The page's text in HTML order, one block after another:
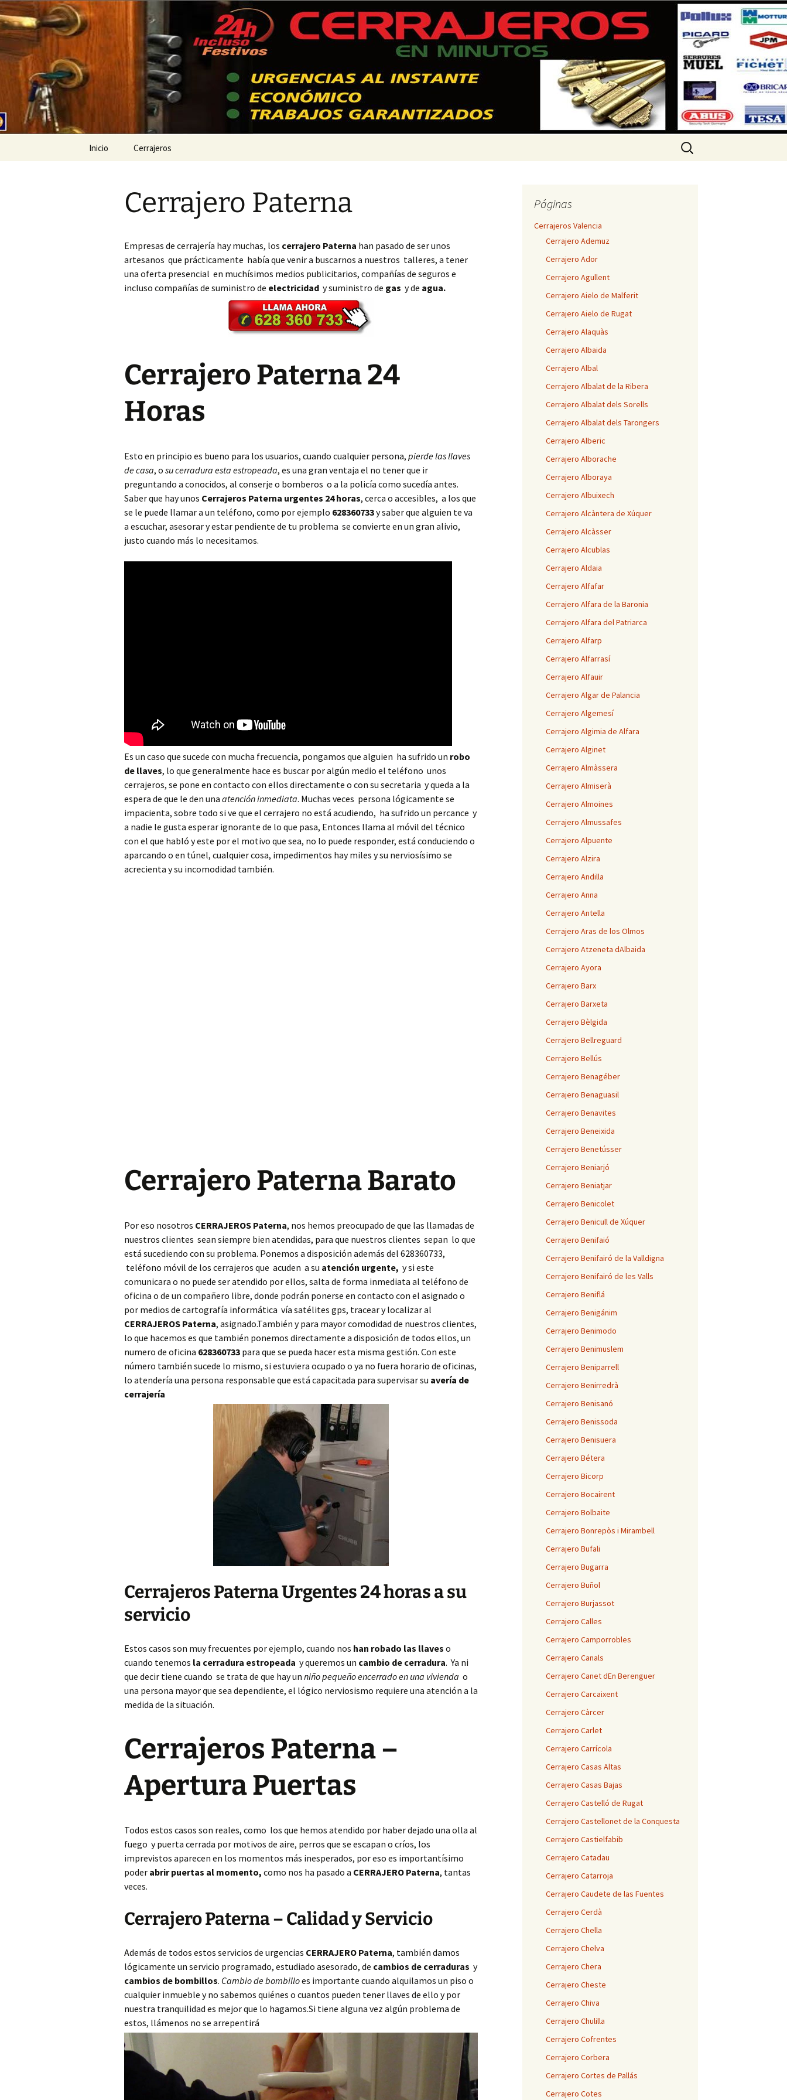
Ir
al
contenido
Cerrajeros Valencia – 628 360 733
Inicio Cerrajeros
Cerrajero Ador
Cerrajero Aielo de
Malferit
Cerrajero Aielo de Rugat
Cerrajero Albal
Cerrajero Albalat de la
Ribera
Cerrajero Albalat dels
Tarongers
Cerrajero Alberic
Cerrajero Alborache
Cerrajero Alfafar
Cerrajero Alfara de la
Baronia
Cerrajero Alfara del
Patriarca
Cerrajero Alfarp
Cerrajero Alfarrasí
Cerrajero Alfauir
Cerrajero Andilla
Cerrajero Antella
Cerrajero Aras de los
Olmos
Cerrajero Atzeneta
dAlbaida
Cerrajero Ayora
Cerrajero Barx
Cerrajero Barxeta
Buscar:
Cerrajero Paterna
Empresas de cerrajería hay muchas, los cerrajero Paterna han pasado de ser unos
artesanos que prácticamente había que venir a buscarnos a nuestros talleres, a tener
una oferta presencial en muchísimos medios publicitarios, compañías de seguros e
incluso compañías de suministro de electricidad y suministro de gas y de agua.
Cerrajero Paterna 24
Horas
Esto en principio es bueno para los usuarios, cuando cualquier persona, pierde las llaves
de casa, o su cerradura esta estropeada, es una gran ventaja el no tener que ir
preguntando a conocidos, al conserje o bomberos o a la policía como sucedía antes.
Saber que hay unos Cerrajeros Paterna urgentes 24 horas, cerca o accesibles, a los que
se le puede llamar a un teléfono, como por ejemplo 628360733y saber que alguien te va
a escuchar, asesorar y estar pendiente de tu problema se convierte en un gran alivio,
justo cuando más lo necesitamos.
Es un caso que sucede con mucha frecuencia, pongamos que alguien ha sufrido un robo
de llaves, lo que generalmente hace es buscar por algún medio el teléfono unos
cerrajeros, se pone en contacto con ellos directamente o con su secretaria y queda a la
espera de que le den una atención inmediata. Muchas veces persona lógicamente se
impacienta, sobre todo si ve que el cerrajero no está acudiendo, ha sufrido un percance y
a nadie le gusta esperar ignorante de lo que pasa, Entonces llama al móvil del técnico
con el que habló y este por el motivo que sea, no lo puede responder, está conduciendo o
aparcando o en túnel, cualquier cosa, impedimentos hay miles y su nerviosísimo se
acrecienta y su incomodidad también.
Cerrajero Paterna Barato
Por eso nosotros CERRAJEROS Paterna, nos hemos preocupado de que las llamadas de
nuestros clientes sean siempre bien atendidas, para que nuestros clientes sepan lo que
está sucediendo con su problema. Ponemos a disposición además del 628360733,
teléfono móvil de los cerrajeros que acuden a su atención urgente, y si este
comunicara o no puede ser atendido por ellos, salta de forma inmediata al teléfono de
oficina o de un compañero libre, donde podrán ponerse en contacto con el asignado o
por medios de cartografía informática vía satélites gps, tracear y localizar al
CERRAJEROS Paterna, asignado.También y para mayor comodidad de nuestros clientes,
lo que hacemos es que también ponemos directamente a disposición de todos ellos, un
numero de oficina 628360733 para que se pueda hacer esta misma gestión. Con este
número también sucede lo mismo, si estuviera ocupado o ya no fuera horario de oficinas,
lo atendería una persona responsable que está capacitada para supervisar su avería de
cerrajería
Cerrajeros Paterna Urgentes 24 horas a su
servicio
Estos casos son muy frecuentes por ejemplo, cuando nos han robado las llaves o
cuando tenemos la cerradura estropeada y queremos un cambio de cerradura. Ya ni
que decir tiene cuando se trata de que hay un niño pequeño encerrado en una vivienda o
una persona mayor que sea dependiente, el lógico nerviosismo requiere una atención a la
medida de la situación.
Cerrajeros Paterna –
Apertura Puertas
Todos estos casos son reales, como los que hemos atendido por haber dejado una olla al
fuego y puerta cerrada por motivos de aire, perros que se escapan o críos, los
imprevistos aparecen en los momentos más inesperados, por eso es importantísimo
poder abrir puertas al momento, como nos ha pasado a CERRAJERO Paterna, tantas
veces.
Cerrajero Paterna – Calidad y Servicio
Además de todos estos servicios de urgencias CERRAJERO Paterna, también damos
lógicamente un servicio programado, estudiado asesorado, de cambios de cerraduras y
cambios de bombillos. Cambio de bombilloes importante cuando alquilamos un piso o
cualquier inmueble y no sabemos quiénes o cuantos pueden tener llaves de ello y por
nuestra tranquilidad es mejor que lo hagamos.Si tiene alguna vez algún problema de
estos, llámenos no se arrepentirá
Páginas
Cerrajeros Valencia
Cerrajero Ademuz
Cerrajero Ador
Cerrajero Agullent
Cerrajero Aielo de Malferit
Cerrajero Aielo de Rugat
Cerrajero Alaquàs
Cerrajero Albaida
Cerrajero Albal
Cerrajero Albalat de la Ribera
Cerrajero Albalat dels Sorells
Cerrajero Albalat dels Tarongers
Cerrajero Alberic
Cerrajero Alborache
Cerrajero Alboraya
Cerrajero Albuixech
Cerrajero Alcàntera de Xúquer
Cerrajero Alcàsser
Cerrajero Alcublas
Cerrajero Aldaia
Cerrajero Alfafar
Cerrajero Alfara de la Baronia
Cerrajero Alfara del Patriarca
Cerrajero Alfarp
Cerrajero Alfarrasí
Cerrajero Alfauir
Cerrajero Algar de Palancia
Cerrajero Algemesí
Cerrajero Algimia de Alfara
Cerrajero Alginet
Cerrajero Almàssera
Cerrajero Almiserà
Cerrajero Almoines
Cerrajero Almussafes
Cerrajero Alpuente
Cerrajero Alzira
Cerrajero Andilla
Cerrajero Anna
Cerrajero Antella
Cerrajero Aras de los Olmos
Cerrajero Atzeneta dAlbaida
Cerrajero Ayora
Cerrajero Barx
Cerrajero Barxeta
Cerrajero Bèlgida
Cerrajero Bellreguard
Cerrajero Bellús
Cerrajero Benagéber
Cerrajero Benaguasil
Cerrajero Benavites
Cerrajero Beneixida
Cerrajero Benetússer
Cerrajero Beniarjó
Cerrajero Beniatjar
Cerrajero Benicolet
Cerrajero Benicull de Xúquer
Cerrajero Benifaió
Cerrajero Benifairó de la Valldigna
Cerrajero Benifairó de les Valls
Cerrajero Beniflá
Cerrajero Benigánim
Cerrajero Benimodo
Cerrajero Benimuslem
Cerrajero Beniparrell
Cerrajero Benirredrà
Cerrajero Benisanó
Cerrajero Benissoda
Cerrajero Benisuera
Cerrajero Bétera
Cerrajero Bicorp
Cerrajero Bocairent
Cerrajero Bolbaite
Cerrajero Bonrepòs i Mirambell
Cerrajero Bufali
Cerrajero Bugarra
Cerrajero Buñol
Cerrajero Burjassot
Cerrajero Calles
Cerrajero Camporrobles
Cerrajero Canals
Cerrajero Canet dEn Berenguer
Cerrajero Carcaixent
Cerrajero Càrcer
Cerrajero Carlet
Cerrajero Carrícola
Cerrajero Casas Altas
Cerrajero Casas Bajas
Cerrajero Castelló de Rugat
Cerrajero Castellonet de la Conquesta
Cerrajero Castielfabib
Cerrajero Catadau
Cerrajero Catarroja
Cerrajero Caudete de las Fuentes
Cerrajero Cerdà
Cerrajero Chella
Cerrajero Chelva
Cerrajero Chera
Cerrajero Cheste
Cerrajero Chiva
Cerrajero Chulilla
Cerrajero Cofrentes
Cerrajero Corbera
Cerrajero Cortes de Pallás
Cerrajero Cotes